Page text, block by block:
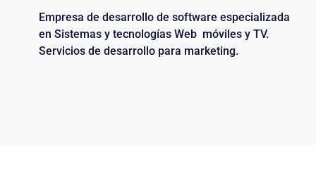
Empresa de desarrollo de software especializada
en Sistemas y tecnologías Web móviles y TV.
Servicios de desarrollo para marketing.